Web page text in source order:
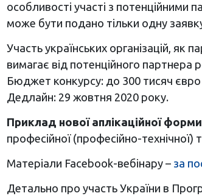
особливості участі з потенційними
може бути подано тільки одну
Участь українських організацій, як
вимагає від потенційного партнера
Бюджет конкурсу: до 300 тисяч євро
Дедлайн: 29 жовтня 2020 року.
Приклад нової аплікаційної
професійної (професійно-технічної)
Матеріали Facebook-вебінару – за
Детально про участь України в